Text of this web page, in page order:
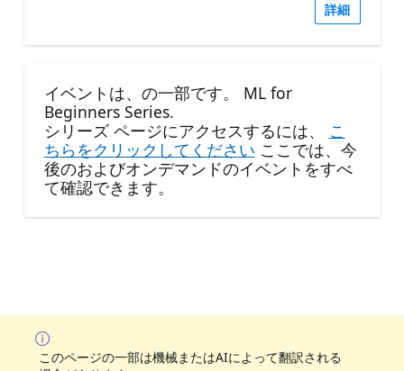
詳細
イベントは、の一部です。 ML for
Beginners Series.
シリーズ ページにアクセスするには、
こ
ちらをクリックしてください ここでは、今
後のおよびオンデマンドのイベントをすべ
て確認できます。
このページの一部は機械またはAIによって翻訳される